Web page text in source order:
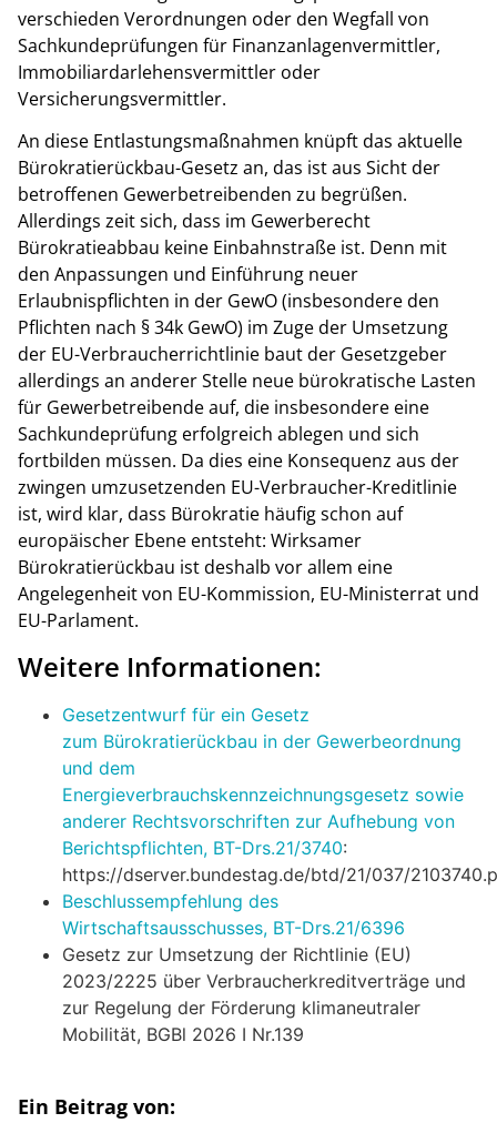
verschieden Verordnungen oder den Wegfall von
Sachkundeprüfungen für Finanzanlagenvermittler,
Immobiliardarlehensvermittler oder
Versicherungsvermittler.
An diese Entlastungsmaßnahmen knüpft das aktuelle
Bürokratierückbau-Gesetz an, das ist aus Sicht der
betroffenen Gewerbetreibenden zu begrüßen.
Allerdings zeit sich, dass im Gewerberecht
Bürokratieabbau keine Einbahnstraße ist. Denn mit
den Anpassungen und Einführung neuer
Erlaubnispflichten in der GewO (insbesondere den
Pflichten nach § 34k GewO) im Zuge der Umsetzung
der EU-Verbraucherrichtlinie baut der Gesetzgeber
allerdings an anderer Stelle neue bürokratische Lasten
für Gewerbetreibende auf, die insbesondere eine
Sachkundeprüfung erfolgreich ablegen und sich
fortbilden müssen. Da dies eine Konsequenz aus der
zwingen umzusetzenden EU-Verbraucher-Kreditlinie
ist, wird klar, dass Bürokratie häufig schon auf
europäischer Ebene entsteht: Wirksamer
Bürokratierückbau ist deshalb vor allem eine
Angelegenheit von EU-Kommission, EU-Ministerrat und
EU-Parlament.
Weitere Informationen:
Gesetzentwurf für ein Gesetz
zum Bürokratierückbau in der Gewerbeordnung
und dem
Energieverbrauchskennzeichnungsgesetz sowie
anderer Rechtsvorschriften zur Aufhebung von
Berichtspflichten, BT-Drs.21/3740:
https://dserver.bundestag.de/btd/21/037/
Beschlussempfehlung des
Wirtschaftsausschusses, BT-Drs.21/6396
Gesetz zur Umsetzung der Richtlinie (EU)
2023/2225 über Verbraucherkreditverträge und
zur Regelung der Förderung klimaneutraler
Mobilität, BGBl 2026 I Nr.139
Ein Beitrag von: